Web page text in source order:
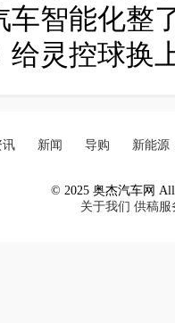
智能化整
给灵控球换
讯 新闻 导购 新能源
© 2025 奥杰汽车网 All
关于我们 供稿服